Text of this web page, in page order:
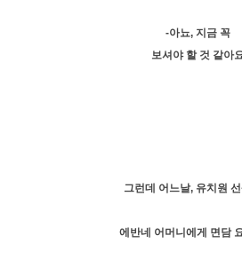
-아뇨, 지금 꼭
보셔야 할 것 같아
그런데 어느날, 유치원 선
에반네 어머니에게 면담